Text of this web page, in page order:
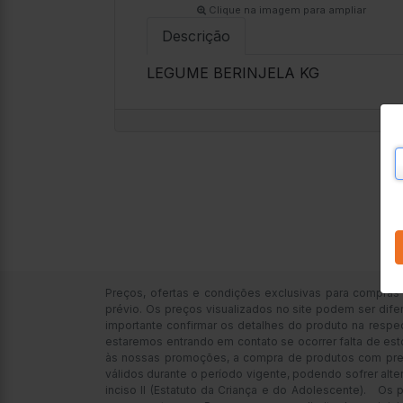
Clique na imagem para ampliar
Descrição
LEGUME BERINJELA KG
Preços, ofertas e condições exclusivas para
prévio. Os preços visualizados no site podem ser
importante confirmar os detalhes do produto na
estaremos entrando em contato se ocorrer falta de
às nossas promoções, a compra de produtos com
válidos durante o período vigente, podendo sofrer
inciso II (Estatuto da Criança e do Adolescente).
Os